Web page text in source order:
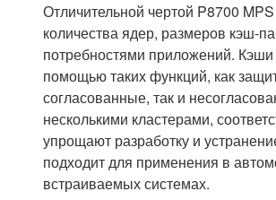
Отличительной чертой P8700
количества ядер, размеров кэш-
потребностями приложений.
помощью таких функций, как
согласованные, так и
несколькими кластерами,
упрощают разработку и
подходит для применения в
встраиваемых системах.